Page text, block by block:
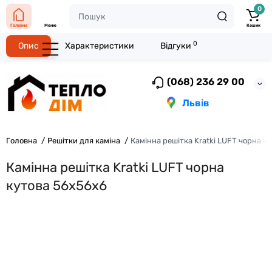
(068) 236 29 00
Львів
Головна Меню
0
Кошик
Головна Решітки для каміна Камінна решітка Kratki LUFT чорна
Камінна решітка Kratki LUFT чорна
кутова 56x56x6
Опис Характеристики Відгуки 0